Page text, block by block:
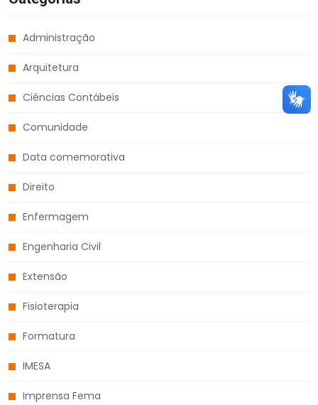
Administração
Arquitetura
Ciências Contábeis
Comunidade
Data comemorativa
Direito
Enfermagem
Engenharia Civil
Extensão
Fisioterapia
Formatura
IMESA
Imprensa Fema